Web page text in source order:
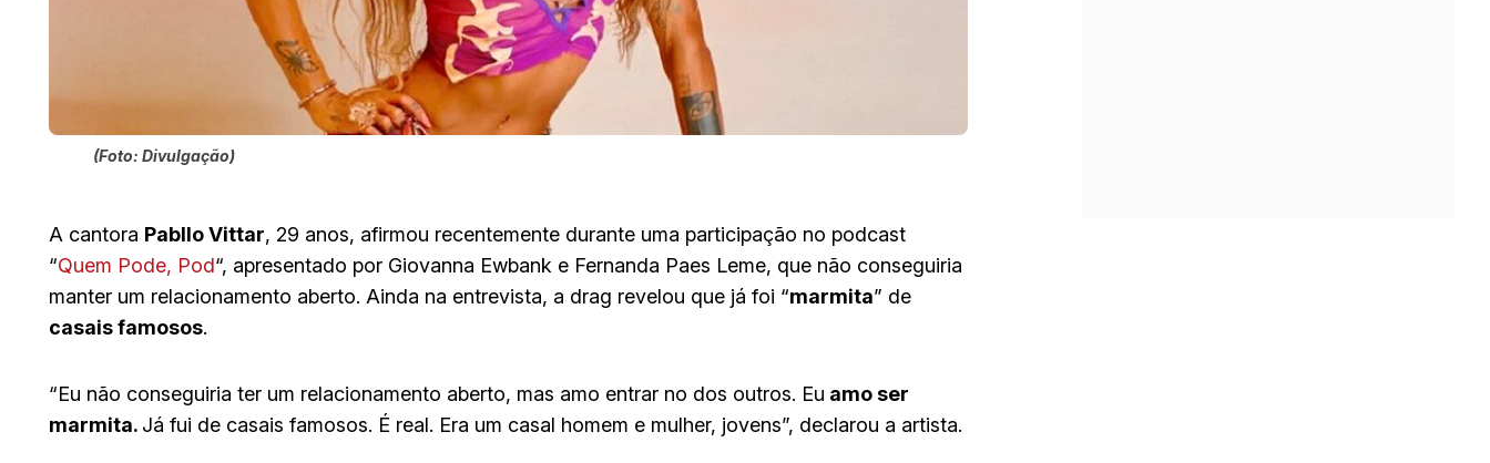
(Foto: Divulgação)
A cantora Pabllo Vittar, 29 anos, afirmou recentemente durante uma participação no podcast
“Quem Pode, Pod“, apresentado por Giovanna Ewbank e Fernanda Paes Leme, que não conseguiria
manter um relacionamento aberto. Ainda na entrevista, a drag revelou que já foi “marmita” de
casais famosos.
“Eu não conseguiria ter um relacionamento aberto, mas amo entrar no dos outros. Eu amo ser
marmita. Já fui de casais famosos. É real. Era um casal homem e mulher, jovens”, declarou a artista.